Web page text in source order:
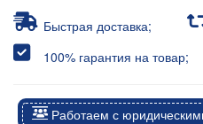
Быстрая доставка;
100% гарантия на товар;
Работаем с